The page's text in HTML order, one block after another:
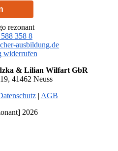
358 8
ausbildung.de
widerrufen
& Lilian Wilfart GbR
41462 Neuss
| AGB
2026